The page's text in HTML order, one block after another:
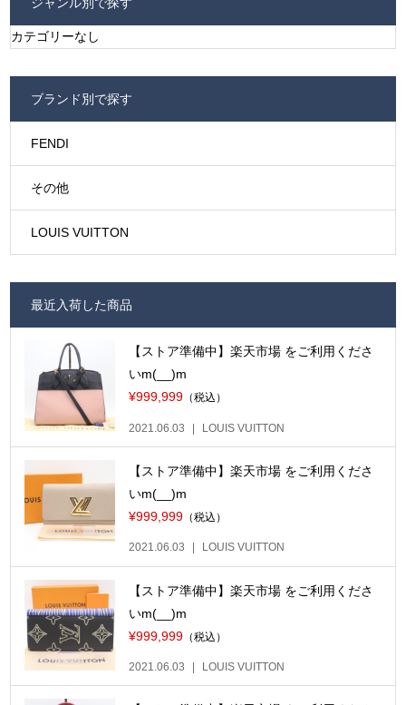
カテゴリーなし
ブランド別で探す
FENDI
その他
LOUIS VUITTON
最近入荷した商品
【ストア準備中】楽天市場 をご利用くださ
いm(__)m
¥999,999 （税込）
2021.06.03 LOUIS VUITTON
【ストア準備中】楽天市場 をご利用くださ
いm(__)m
¥999,999 （税込）
2021.06.03 LOUIS VUITTON
【ストア準備中】楽天市場 をご利用くださ
いm(__)m
¥999,999 （税込）
2021.06.03 LOUIS VUITTON